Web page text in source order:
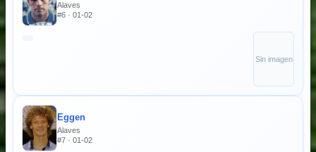
Alaves
#6 · 01-02
Sin imagen
Eggen
Alaves
#7 · 01-02